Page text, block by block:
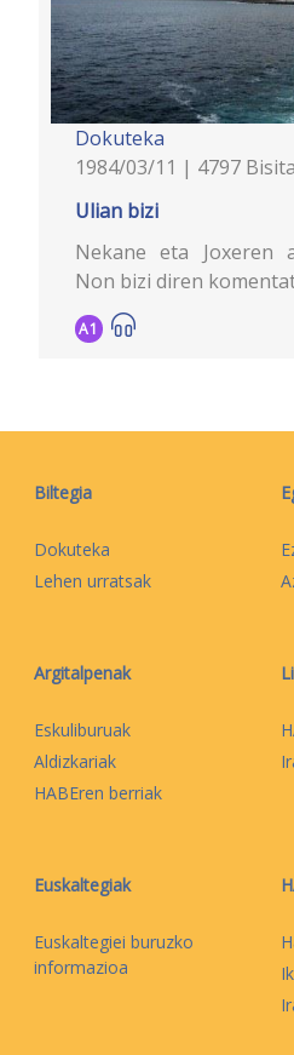
Dokuteka
1984/03/11 | 4797 Bisita
Ulian bizi
Nekane eta Joxeren
Non bizi diren
A1
Biltegia
Dokuteka
Lehen urratsak
Argitalpenak
Eskuliburuak
Aldizkariak
HABEren berriak
Euskaltegiak
Euskaltegiei buruzko
informazioa